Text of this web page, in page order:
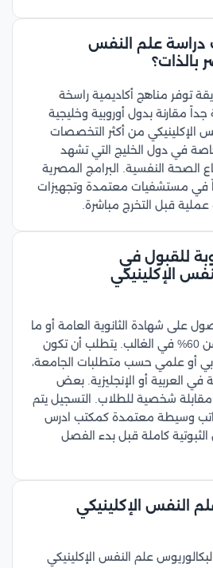
دراسة علم النفس
بالذات؟
توفر مناهج أكاديمية راسخة
جداً مقارنة بدول أوروبية وخليجية
من أكثر التخصصات
في دول الخليج التي تشهد
النفسية. البرامج المصرية
في مستشفيات معتمدة وتجهيزات
قبل التخرج مباشرة.
للقبول في
الإكلينيكي
على شهادة الثانوية العامة أو ما
يعادلها بمعدل لا يقل عن 60% في الغالب. يتطلب أن تكون
أو علمي حسب متطلبات الجامعة،
في العربية أو الإنجليزية. بعض
مقابلة شخصية للطلاب. التسجيل يتم
وسيطة معتمدة كمكتب ادرس
الثبوتية كاملة قبل بدء الفصل
النفس الإكلينيكي
لبكالوريوس علم النفس الإكلينيكي